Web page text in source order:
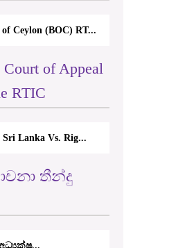
Ceylon (BOC) RT...
Court of Appeal
RTIC
Lanka Vs. Rig...
තීන්දු